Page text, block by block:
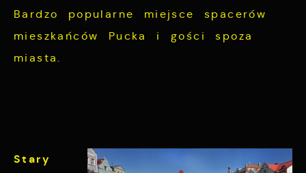
Bardzo popularne miejsce spacerów
mieszkańców Pucka i gości spoza
miasta.
Stary